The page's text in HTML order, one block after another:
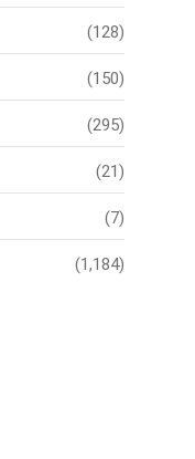
(128)
(150)
(295)
(21)
(7)
(1,184)